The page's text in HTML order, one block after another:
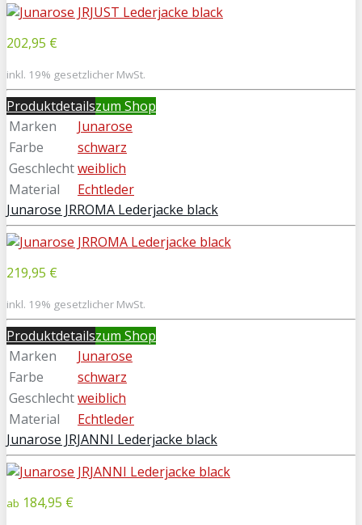
202,95 €
inkl. 19% gesetzlicher MwSt.
Produktdetailszum Shop
Marken
Junarose
Farbe
schwarz
Geschlechtweiblich
Material
Echtleder
Junarose JRROMA Lederjacke black
219,95 €
inkl. 19% gesetzlicher MwSt.
Produktdetailszum Shop
Marken
Junarose
Farbe
schwarz
Geschlechtweiblich
Material
Echtleder
Junarose JRJANNI Lederjacke black
ab 184,95 €